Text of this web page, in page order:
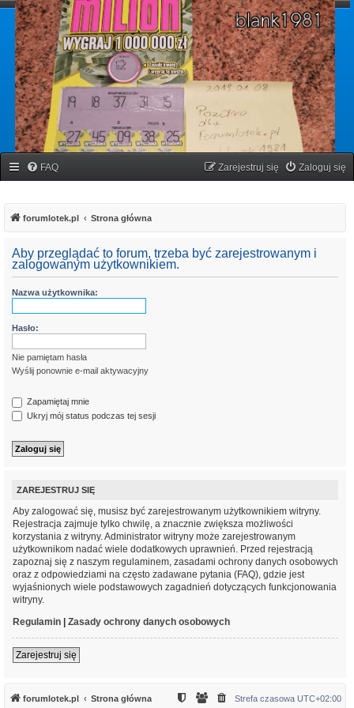
forumlotek.pl
Forum gier liczbowych
FAQ Zaloguj się
Zarejestruj się
forumlotek.pl Strona główna
Aby przeglądać to forum, trzeba być zarejestrowanym i
zalogowanym użytkownikiem.
Nazwa użytkownika:
Hasło:
Nie pamiętam hasła
Wyślij ponownie e-mail aktywacyjny
Zapamiętaj mnie
Ukryj mój status podczas tej sesji
ZAREJESTRUJ SIĘ
Aby zalogować się, musisz być zarejestrowanym użytkownikiem witryny.
Rejestracja zajmuje tylko chwilę, a znacznie zwiększa możliwości
korzystania z witryny. Administrator witryny może zarejestrowanym
użytkownikom nadać wiele dodatkowych uprawnień. Przed rejestracją
zapoznaj się z naszym regulaminem, zasadami ochrony danych osobowych
oraz z odpowiedziami na często zadawane pytania (FAQ), gdzie jest
wyjaśnionych wiele podstawowych zagadnień dotyczących funkcjonowania
witryny.
Regulamin
Zasady ochrony danych osobowych
Zarejestruj się
forumlotek.pl Strona główna Strefa czasowa UTC+02:00